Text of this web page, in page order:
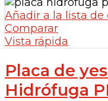
Añadir a la lista de
Comparar
Vista rápida
Placa de
Hidrófuga